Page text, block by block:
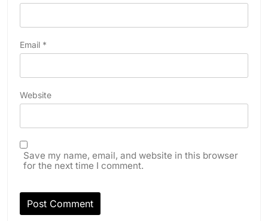
Email *
Website
Save my name, email, and website in this browser
for the next time I comment.